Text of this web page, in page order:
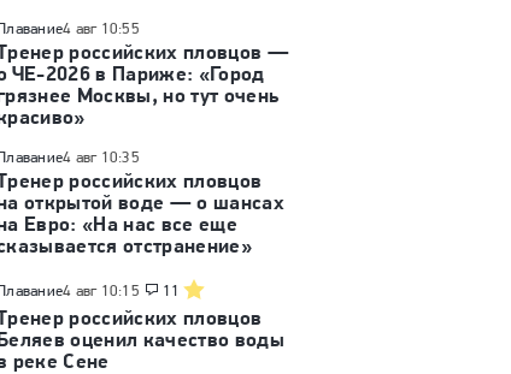
4 авг 10:55
российских пловцов —
ЧЕ-2026 в Париже: «Город
Москвы, но тут очень
4 авг 10:35
российских пловцов
открытой воде — о шансах
Евро: «На нас все еще
отстранение»
4 авг 10:15 11
российских пловцов
оценил качество воды
реке Сене